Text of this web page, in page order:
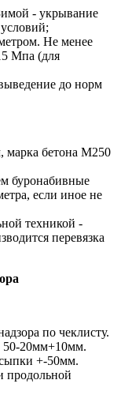
- укрывание
Не менее
Мпа (для
до норм
марка бетона М250
буронабивные
если иное не
техникой -
перевязка
по чеклисту.
50-20мм+10мм.
+-50мм.
продольной